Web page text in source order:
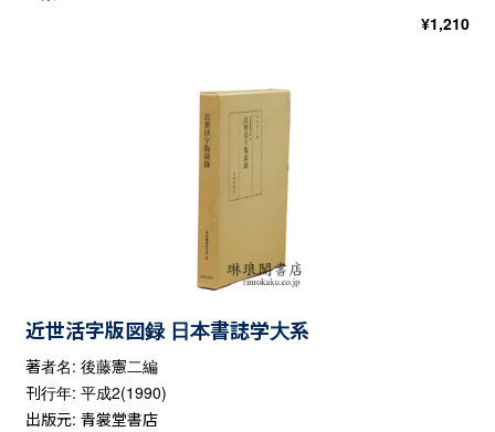
¥1,210
近世活字版図録 日本書誌学大系
著者名: 後藤憲二編
刊行年: 平成2(1990)
出版元: 青裳堂書店